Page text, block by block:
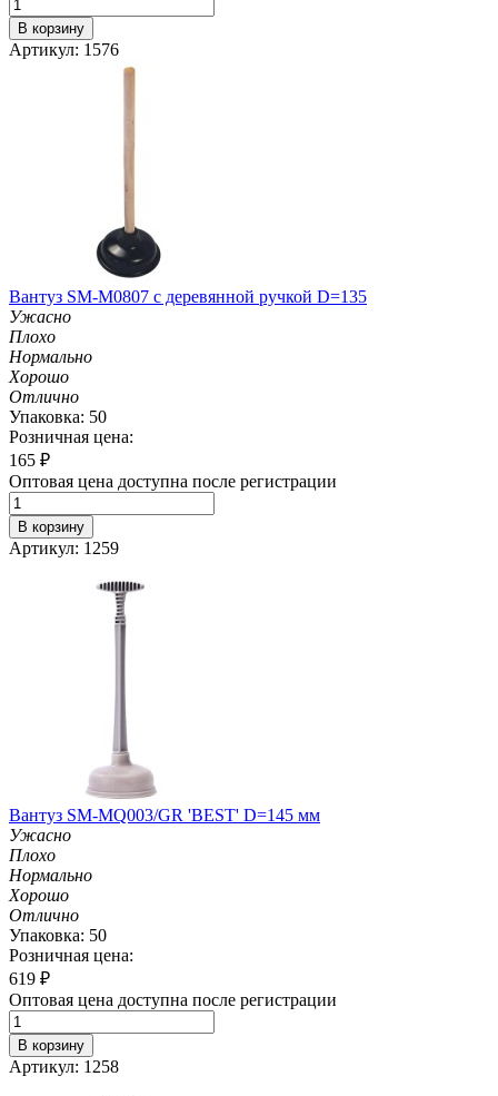
В корзину
Артикул: 1576
Вантуз SM-M0807 с деревянной ручкой D=135
Ужасно
Плохо
Нормально
Хорошо
Отлично
Упаковка: 50
Розничная цена:
165 ₽
Оптовая цена доступна после регистрации
В корзину
Артикул: 1259
Вантуз SM-MQ003/GR 'BEST' D=145 мм
Ужасно
Плохо
Нормально
Хорошо
Отлично
Упаковка: 50
Розничная цена:
619 ₽
Оптовая цена доступна после регистрации
В корзину
Артикул: 1258